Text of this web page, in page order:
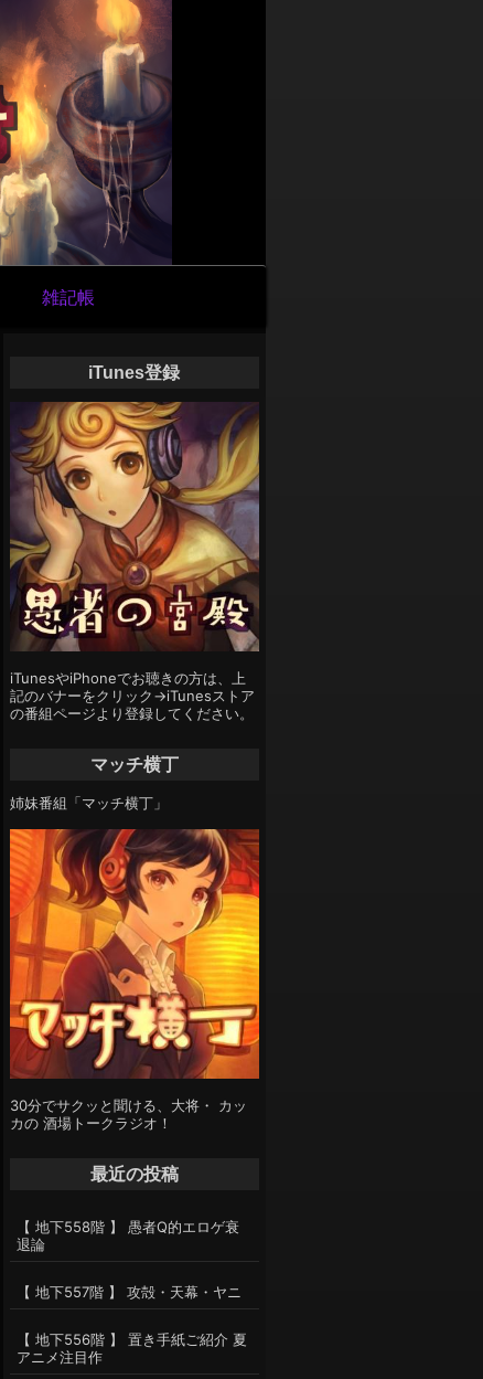
雑記帳
iTunes登録
iTunesやiPhoneでお聴きの方は、上
記のバナーをクリック→iTunesストア
の番組ページより登録してください。
マッチ横丁
姉妹番組「マッチ横丁」
30分でサクッと聞ける、大将・ カッ
カの 酒場トークラジオ！
最近の投稿
【 地下558階 】 愚者Q的エロゲ衰
退論
【 地下557階 】 攻殻・天幕・ヤニ
【 地下556階 】 置き手紙ご紹介 夏
アニメ注目作